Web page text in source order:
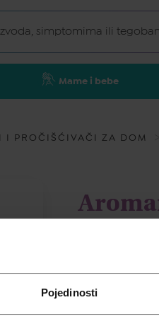
Pojedinosti
Mame i bebe
I PROČIŠĆIVAČI ZA DOM